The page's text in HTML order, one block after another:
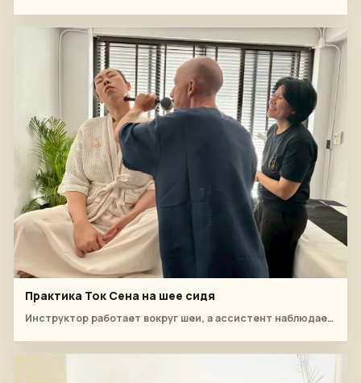
Практика Ток Сена на шее сидя
Инструктор работает вокруг шеи, а ассистент наблюдает за углом наклона инструмента и комфортом клиента.